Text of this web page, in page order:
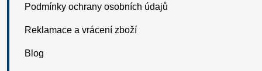
Podmínky ochrany osobních údajů
Reklamace a vrácení zboží
Blog